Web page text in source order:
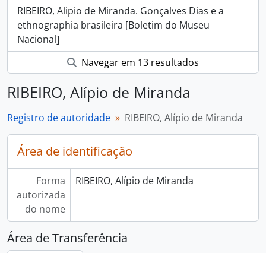
RIBEIRO, Alipio de Miranda. Gonçalves Dias e a
ethnographia brasileira [Boletim do Museu
Nacional]
Navegar em 13 resultados
RIBEIRO, Alípio de Miranda
Registro de autoridade RIBEIRO, Alípio de Miranda
Área de identificação
Forma
autorizada
do nome
RIBEIRO, Alípio de Miranda
Área de Transferência